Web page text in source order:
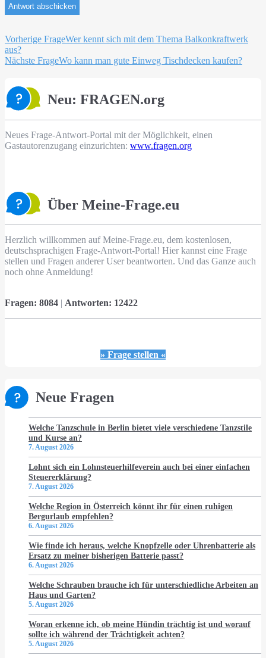
Beitragsnavigation
Vorherige FrageWer kennt sich mit dem Thema Balkonkraftwerk
aus?
Nächste FrageWo kann man gute Einweg Tischdecken kaufen?
Neu: FRAGEN.org
Neues Frage-Antwort-Portal mit der Möglichkeit, einen
Gastautorenzugang einzurichten: www.fragen.org
Über Meine-Frage.eu
Herzlich willkommen auf Meine-Frage.eu, dem kostenlosen,
deutschsprachigen Frage-Antwort-Portal! Hier kannst eine Frage
stellen und Fragen anderer User beantworten. Und das Ganze auch
noch ohne Anmeldung!
Fragen: 8084 | Antworten: 12422
» Frage stellen «
Neue Fragen
Welche Tanzschule in Berlin bietet viele verschiedene Tanzstile
und Kurse an?
7. August 2026
Lohnt sich ein Lohnsteuerhilfeverein auch bei einer einfachen
Steuererklärung?
7. August 2026
Welche Region in Österreich könnt ihr für einen ruhigen
Bergurlaub empfehlen?
6. August 2026
Wie finde ich heraus, welche Knopfzelle oder Uhrenbatterie als
Ersatz zu meiner bisherigen Batterie passt?
6. August 2026
Welche Schrauben brauche ich für unterschiedliche Arbeiten an
Haus und Garten?
5. August 2026
Woran erkenne ich, ob meine Hündin trächtig ist und worauf
sollte ich während der Trächtigkeit achten?
5. August 2026